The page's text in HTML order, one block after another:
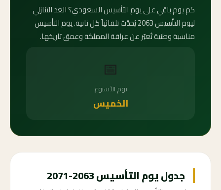
كم يوم باقي على يوم التأسيس السعودي؟ العد التنازلي
ليوم التأسيس 2063 يُحدَّث تلقائياً كل ثانية. يوم التأسيس
مناسبة وطنية تُعبّر عن عراقة المملكة وعمق تاريخها.
📅
يوم الأسبوع
الخميس
جدول يوم التأسيس 2063-2071